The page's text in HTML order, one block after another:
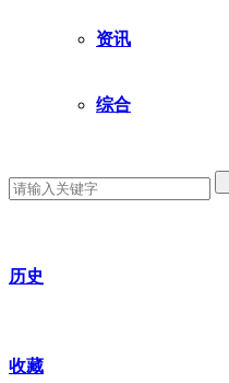
资讯
综合
历史
收藏